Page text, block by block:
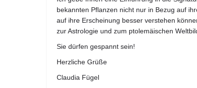
bekannten Pflanzen nicht nur in Bezug auf
auf ihre Erscheinung besser verstehen
zur Astrologie und zum ptolemäischen
Sie dürfen gespannt sein!
Herzliche Grüße
Claudia Fügel